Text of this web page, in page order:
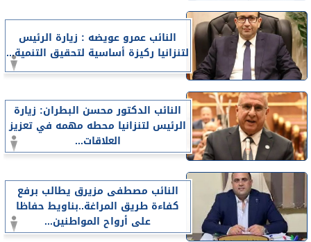
النائب عمرو عويضه : زيارة الرئيس
لتنزانيا ركيزة أساسية لتحقيق التنمية...
النائب الدكتور محسن البطران: زيارة
الرئيس لتنزانيا محطه مهمه في تعزيز
العلاقات...
النائب مصطفى مزيرق يطالب برفع
كفاءة طريق المراغة..بناويط حفاظا
على أرواح المواطنين...